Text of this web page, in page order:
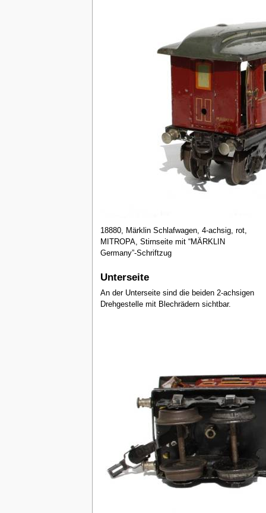
18880, Märklin Schlafwagen, 4-achsig, rot,
MITROPA, Stirnseite mit “MÄRKLIN
Germany”-Schriftzug
Unterseite
An der Unterseite sind die beiden 2-achsigen
Drehgestelle mit Blechrädern sichtbar.